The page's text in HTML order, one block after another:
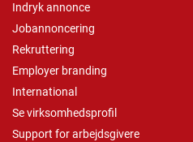
Indryk annonce
Jobannoncering
Rekruttering
Employer branding
International
Se virksomhedsprofil
Support for arbejdsgivere